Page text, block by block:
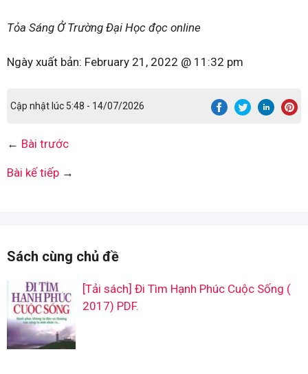
Tỏa Sáng Ở Trường Đại Học đọc online
Ngày xuất bản: February 21, 2022 @ 11:32 pm
Cập nhật lúc 5:48 - 14/07/2026
← Bài trước
Bài kế tiếp →
Sách cùng chủ đề
[Tải sách] Đi Tìm Hạnh Phúc Cuộc Sống (
2017) PDF.